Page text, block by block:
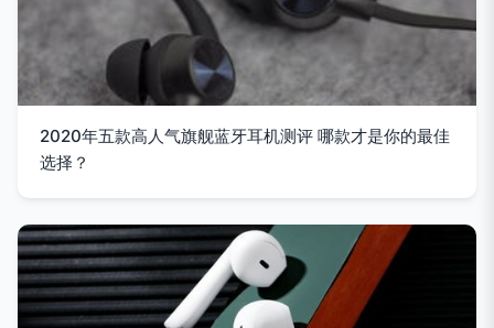
2020年五款高人气旗舰蓝牙耳机测评 哪款才是你的最佳
选择？